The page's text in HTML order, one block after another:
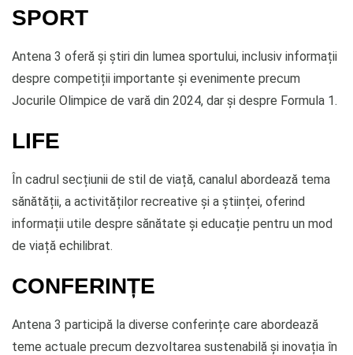
SPORT
Antena 3 oferă și știri din lumea sportului, inclusiv informații
despre competiții importante și evenimente precum
Jocurile Olimpice de vară din 2024, dar și despre Formula 1.
LIFE
În cadrul secțiunii de stil de viață, canalul abordează tema
sănătății, a activităților recreative și a științei, oferind
informații utile despre sănătate și educație pentru un mod
de viață echilibrat.
CONFERINȚE
Antena 3 participă la diverse conferințe care abordează
teme actuale precum dezvoltarea sustenabilă și inovația în